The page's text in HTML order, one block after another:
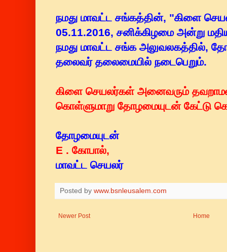
நமது மாவட்ட சங்கத்தின், "கிளை
05.11.2016, சனிக்கிழமை அன்று
நமது மாவட்ட சங்க அலுவலகத்தில்,
தலைவர் தலைமையில் நடைபெறும்.
கிளை செயலர்கள் அனைவரும் தவறாமல்
கொள்ளுமாறு தோழமையுடன் கேட்டு
தோழமையுடன்
E . கோபால்,
மாவட்ட செயலர்
Posted by www.bsnleusalem.com
Newer Post Home